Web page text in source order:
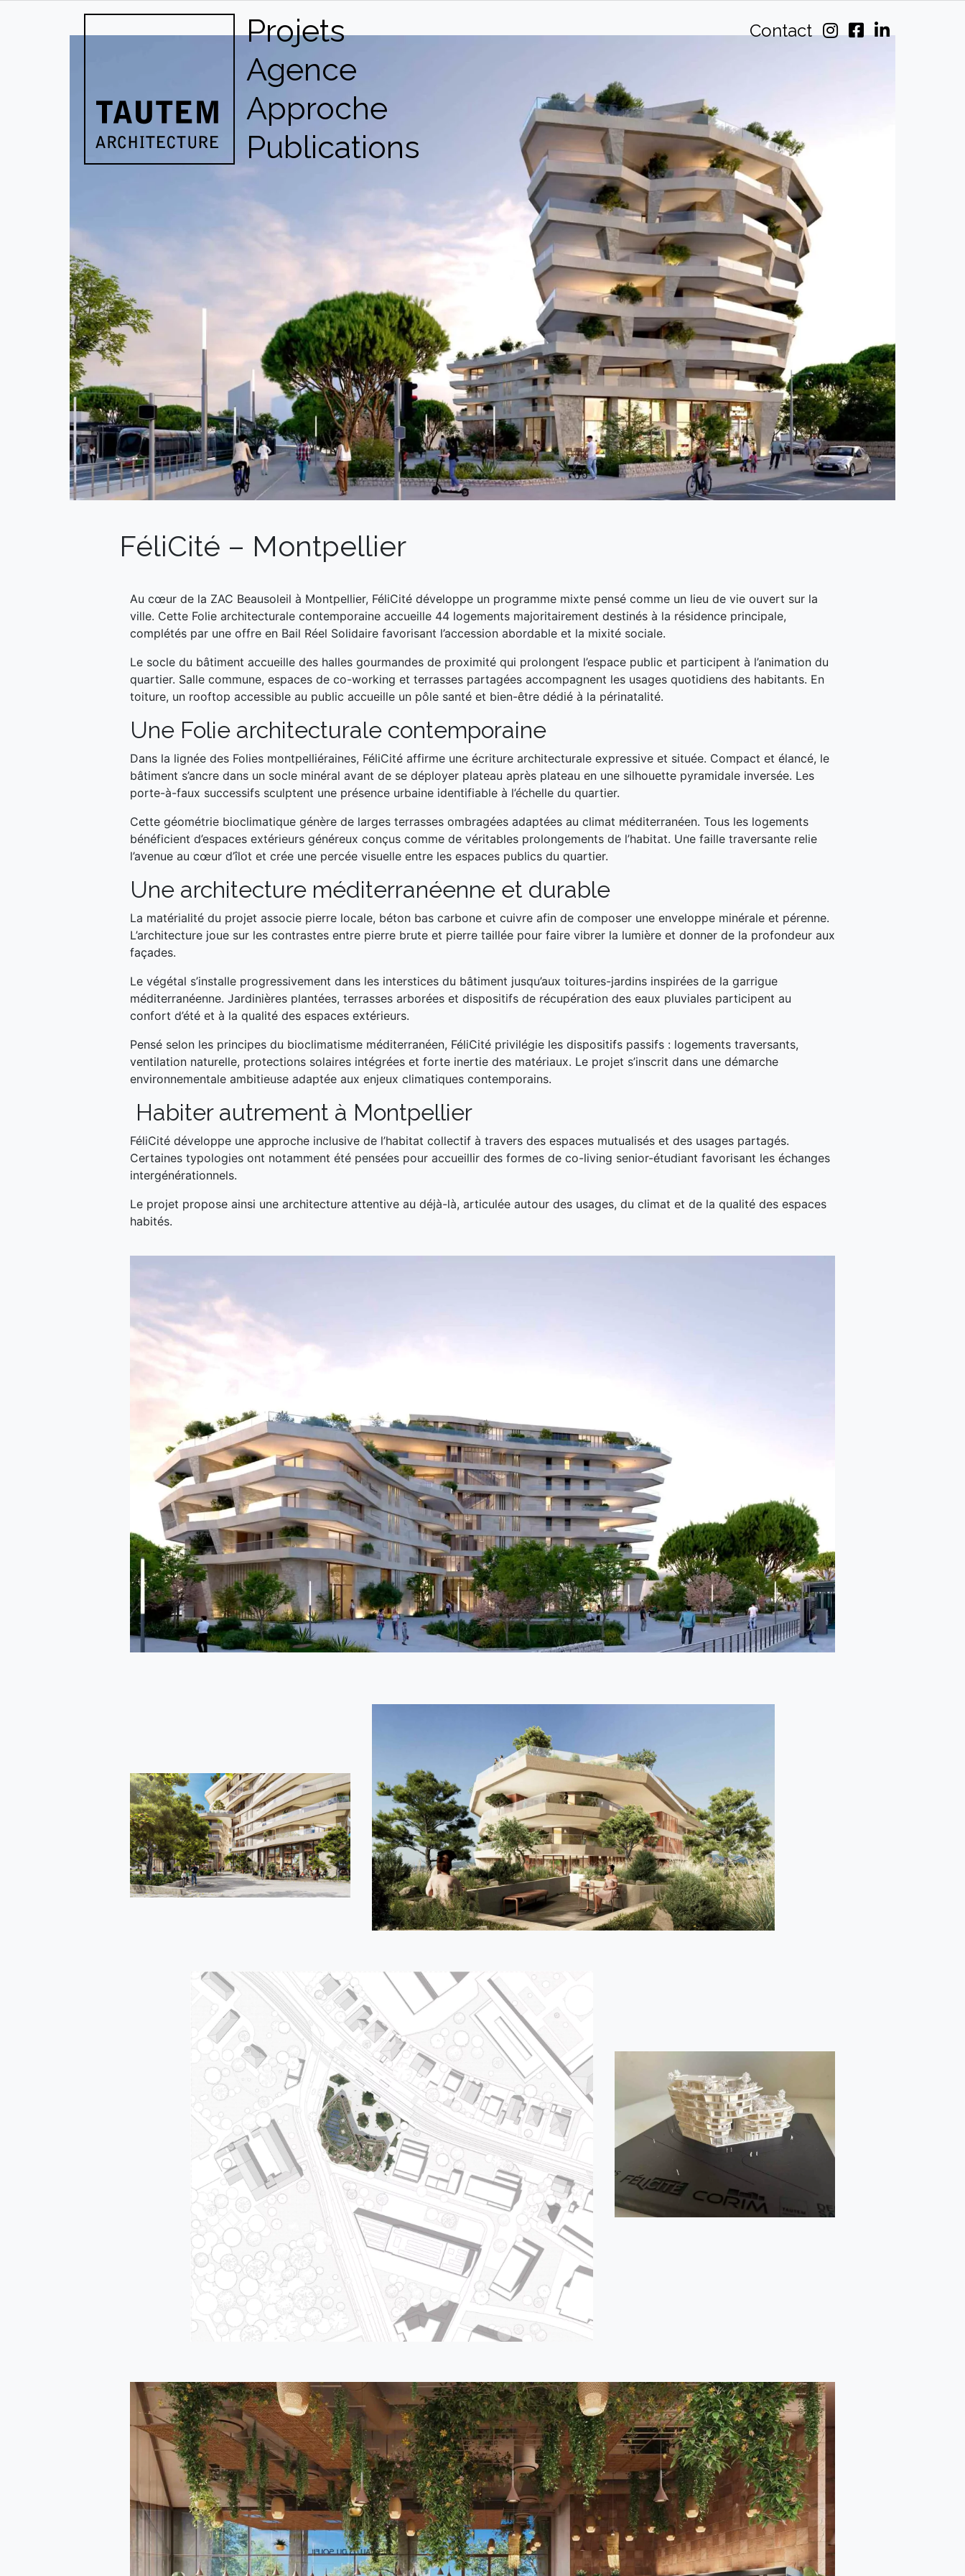
Projets
Agence
Approche
Publications
Contact
FéliCité – Montpellier
Au cœur de la ZAC Beausoleil à Montpellier, FéliCité développe un programme mixte pensé comme un lieu de vie ouvert sur la
ville. Cette Folie architecturale contemporaine accueille 44 logements majoritairement destinés à la résidence principale,
complétés par une offre en Bail Réel Solidaire favorisant l’accession abordable et la mixité sociale.
Le socle du bâtiment accueille des halles gourmandes de proximité qui prolongent l’espace public et participent à l’animation du
quartier. Salle commune, espaces de co-working et terrasses partagées accompagnent les usages quotidiens des habitants. En
toiture, un rooftop accessible au public accueille un pôle santé et bien-être dédié à la périnatalité.
Une Folie architecturale contemporaine
Dans la lignée des Folies montpelliéraines, FéliCité affirme une écriture architecturale expressive et située. Compact et élancé, le
bâtiment s’ancre dans un socle minéral avant de se déployer plateau après plateau en une silhouette pyramidale inversée. Les
porte-à-faux successifs sculptent une présence urbaine identifiable à l’échelle du quartier.
Cette géométrie bioclimatique génère de larges terrasses ombragées adaptées au climat méditerranéen. Tous les logements
bénéficient d’espaces extérieurs généreux conçus comme de véritables prolongements de l’habitat. Une faille traversante relie
l’avenue au cœur d’îlot et crée une percée visuelle entre les espaces publics du quartier.
Une architecture méditerranéenne et durable
La matérialité du projet associe pierre locale, béton bas carbone et cuivre afin de composer une enveloppe minérale et pérenne.
L’architecture joue sur les contrastes entre pierre brute et pierre taillée pour faire vibrer la lumière et donner de la profondeur aux
façades.
Le végétal s’installe progressivement dans les interstices du bâtiment jusqu’aux toitures-jardins inspirées de la garrigue
méditerranéenne. Jardinières plantées, terrasses arborées et dispositifs de récupération des eaux pluviales participent au
confort d’été et à la qualité des espaces extérieurs.
Pensé selon les principes du bioclimatisme méditerranéen, FéliCité privilégie les dispositifs passifs : logements traversants,
ventilation naturelle, protections solaires intégrées et forte inertie des matériaux. Le projet s’inscrit dans une démarche
environnementale ambitieuse adaptée aux enjeux climatiques contemporains.
Habiter autrement à Montpellier
FéliCité développe une approche inclusive de l’habitat collectif à travers des espaces mutualisés et des usages partagés.
Certaines typologies ont notamment été pensées pour accueillir des formes de co-living senior-étudiant favorisant les échanges
intergénérationnels.
Le projet propose ainsi une architecture attentive au déjà-là, articulée autour des usages, du climat et de la qualité des espaces
habités.